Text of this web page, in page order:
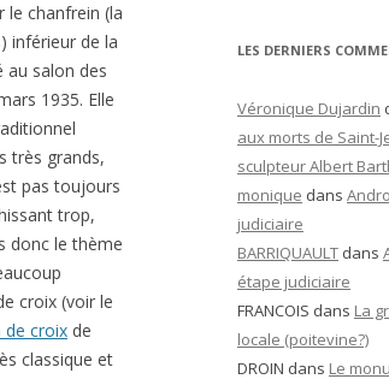
le chanfrein (la
inférieur de la
au salon des
1935. Elle
très grands,
pas toujours
trop,
donc le thème
croix (voir le
de croix de
classique et
LES DERNIERS
Véronique Dujardin
aux morts de Saint-
sculpteur Albert
monique dans
judiciaire
BARRIQUAULT dans
étape judiciaire
FRANCOIS dans La
locale (poitevine?)
DROIN dans Le